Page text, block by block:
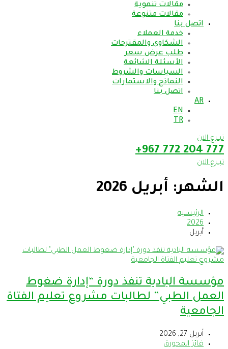
مقالات تنموية
مقالات متنوعة
اتصل بنا
خدمة العملاء
الشكاوى والمقترحات
طلب عرض سعر
الأسئلة الشائعة
السياسات والشروط
النماذج والاستمارات
اتصل بنا
AR
EN
TR
تبــرع الان
777 204 772 967+
تبــرع الان
الشهر: أبريل 2026
الرئيسية
2026
أبريل
مؤسسة البادية تنفذ دورة “إدارة ضغوط
العمل الطبي” لطالبات مشروع تعليم الفتاة
الجامعية
أبريل 27, 2026
فائز المحورق